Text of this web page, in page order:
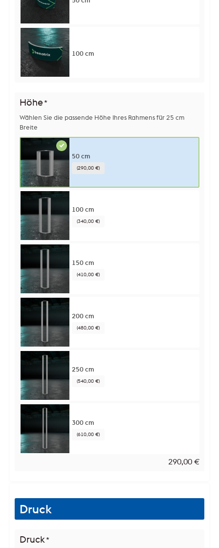
100 cm
Höhe*
Wählen Sie die passende Höhe Ihres Rahmens für 25 cm
Breite
50 cm
(290,00 €)
100 cm
(340,00 €)
150 cm
(410,00 €)
200 cm
(480,00 €)
250 cm
(540,00 €)
300 cm
(610,00 €)
290,00 €
Druck
Druck *